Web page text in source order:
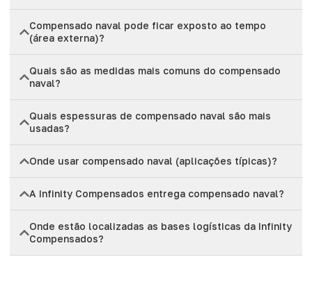
Compensado naval pode ficar exposto ao tempo
(área externa)?
Quais são as medidas mais comuns do compensado
naval?
Quais espessuras de compensado naval são mais
usadas?
Onde usar compensado naval (aplicações típicas)?
A Infinity Compensados entrega compensado naval?
Onde estão localizadas as bases logísticas da Infinity
Compensados?